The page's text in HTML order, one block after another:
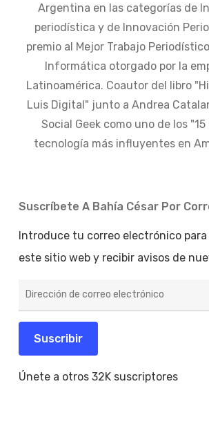
Argentina en las categorías de
periodística y de Innovación
premio al Mejor Trabajo
Informática otorgado por la
Latinoamérica. Coautor del libro
Luis Digital" junto a Andrea
Social Geek como uno de los
tecnología más influyentes en
Suscríbete A Bahía César Por
Introduce tu correo electrónico
este sitio web y recibir avisos de
de
electrónico
Suscribir
Únete a otros 32K suscriptores